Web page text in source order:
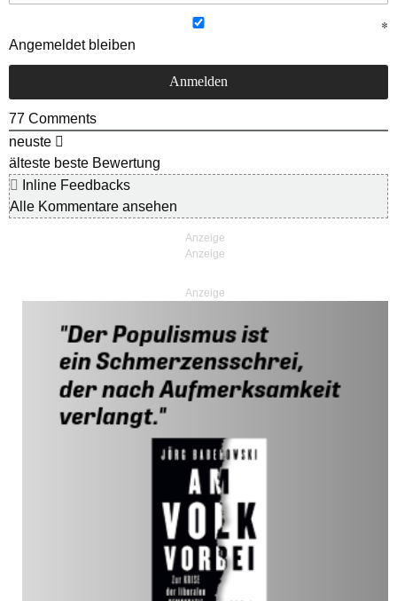
Angemeldet bleiben
77 Comments
neuste
älteste beste Bewertung
Inline Feedbacks
Alle Kommentare ansehen
Anzeige